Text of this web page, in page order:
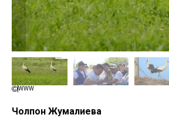
WWW
Чолпон Жумалиева